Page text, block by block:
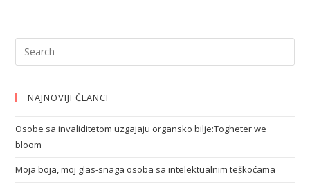
NAJNOVIJI ČLANCI
Osobe sa invaliditetom uzgajaju organsko bilje:Togheter we
bloom
Moja boja, moj glas-snaga osoba sa intelektualnim teškoćama